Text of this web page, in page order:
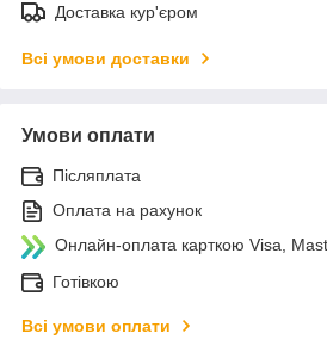
Доставка кур'єром
Всі умови доставки
Умови оплати
Післяплата
Оплата на рахунок
Онлайн-оплата карткою Visa,
Готівкою
Всі умови оплати